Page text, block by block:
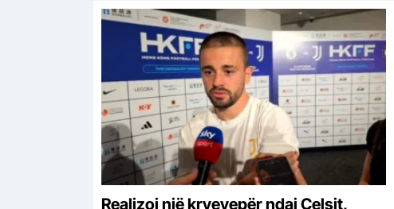
Realizoi një kryevepër ndaj Çelsit,